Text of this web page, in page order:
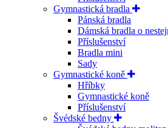
Gymnastická bradla
Pánská bradla
Dámská bradla o
Příslušenství
Bradla mini
Sady
Gymnastické koně
Hříbky
Gymnastické koně
Příslušenství
Švédské bedny